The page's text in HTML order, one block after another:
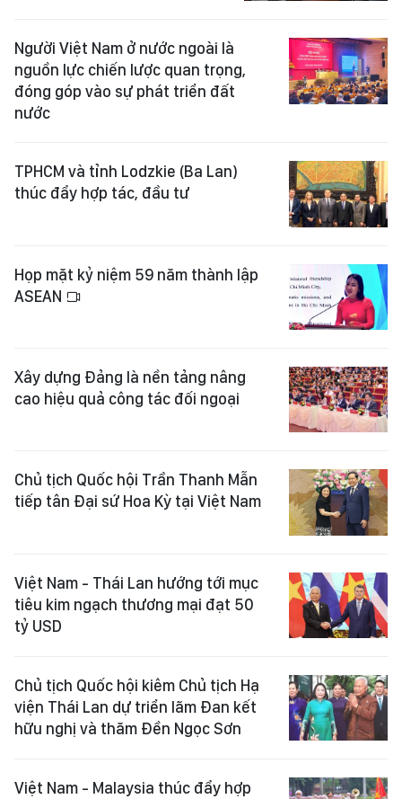
Người Việt Nam ở nước ngoài là
nguồn lực chiến lược quan trọng,
đóng góp vào sự phát triển đất
nước
TPHCM và tỉnh Lodzkie (Ba Lan)
thúc đẩy hợp tác, đầu tư
Họp mặt kỷ niệm 59 năm thành lập
ASEAN
Xây dựng Đảng là nền tảng nâng
cao hiệu quả công tác đối ngoại
Chủ tịch Quốc hội Trần Thanh Mẫn
tiếp tân Đại sứ Hoa Kỳ tại Việt Nam
Việt Nam - Thái Lan hướng tới mục
tiêu kim ngạch thương mại đạt 50
tỷ USD
Chủ tịch Quốc hội kiêm Chủ tịch Hạ
viện Thái Lan dự triển lãm Đan kết
hữu nghị và thăm Đền Ngọc Sơn
Việt Nam - Malaysia thúc đẩy hợp